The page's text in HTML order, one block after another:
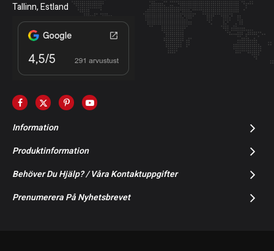
Tallinn, Estland
Information
Produktinformation
Behöver Du Hjälp? / Våra Kontaktuppgifter
Prenumerera På Nyhetsbrevet